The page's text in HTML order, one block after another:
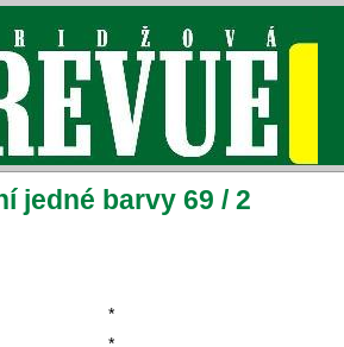
jedné barvy 69 / 2
*